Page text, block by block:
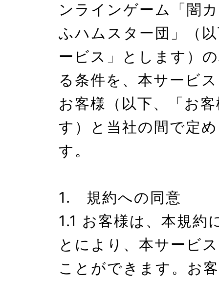
ンラインゲーム「闇
ふハムスター団」（
ービス」とします）
る条件を、本サービ
お客様（以下、「お
す）と当社の間で定
す。
1.　規約への同意
1.1 お客様は、本規約
とにより、本サービ
ことができます。お